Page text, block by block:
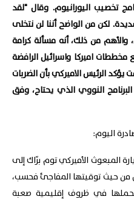
تخصيب اليورانيوم. وقال "لقد
لكن من الواضح أننا لن نتخلى
والأهم من ذلك، أنه مسألة كرامة
اميركا واسرائيل الرافضة
الرئيس الاميركي بأن الضربات
النووي الذي يحتاج، وفق
اليوم:
المبعوث الأميركي توم برّاك إلى
من حيث توقيتها المفاجئ فحسب،
في ظروف إقليمية صعبة